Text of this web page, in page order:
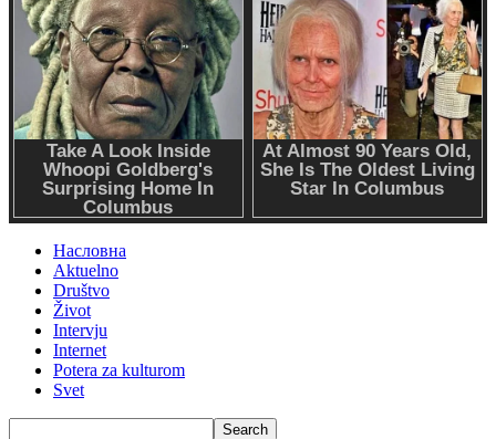
Насловна
Aktuelno
Društvo
Život
Intervju
Internet
Potera za kulturom
Svet